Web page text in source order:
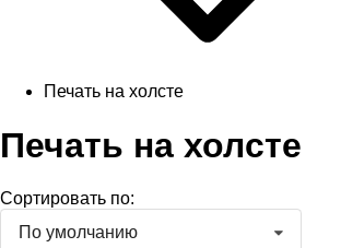
Печать на холсте
Печать на холсте
Сортировать по:
По умолчанию